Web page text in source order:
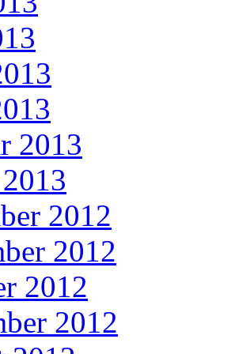
2013
2012
2012
2012
2012